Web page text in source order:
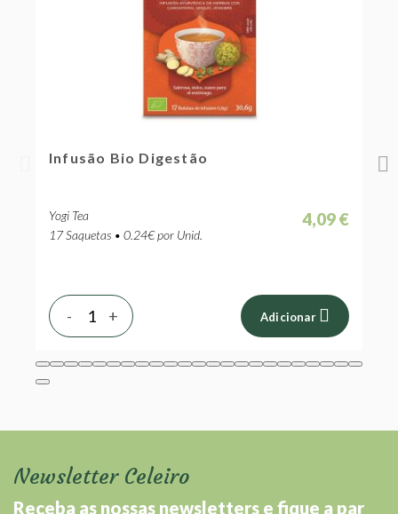
Chá Verde Bio Gengibre, Plantas E
Yogi Tea
17 Saquetas • 0.24€ por Unid.
4,09 €
+
- Adicionar
Newsletter Celeiro
Receba as nossas newsletters e fique a par